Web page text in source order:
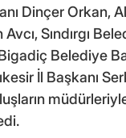
Dinçer Orkan,
Sındırgı
Belediye
İl Başkanı